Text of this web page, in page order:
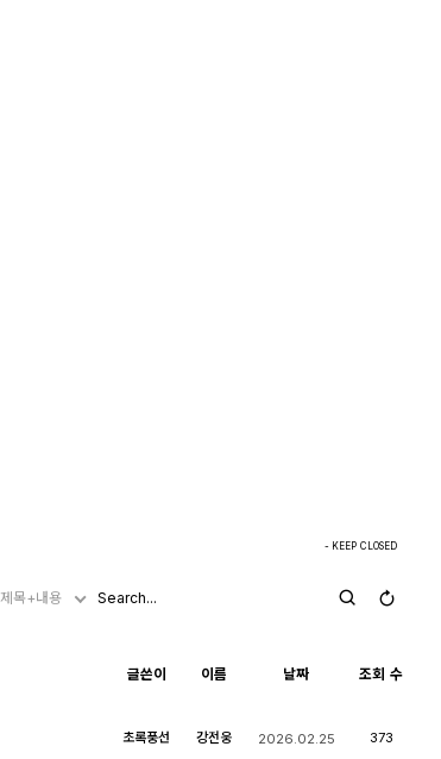
- KEEP CLOSED
제목+내용
글쓴이 이름 날짜 조회 수
초록풍선 강전웅 2026.02.25 373